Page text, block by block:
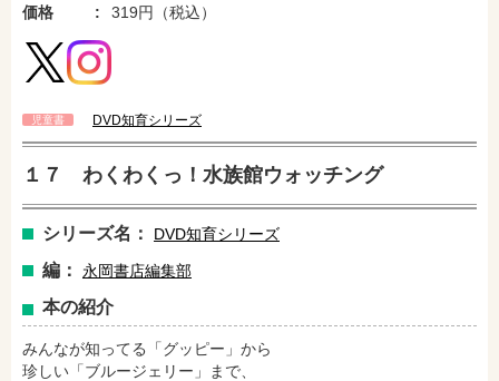
価格
319円（税込）
児童書 DVD知育シリーズ
１７ わくわくっ！水族館ウォッチング
シリーズ名： DVD知育シリーズ
編： 永岡書店編集部
本の紹介
みんなが知ってる「グッピー」から
珍しい「ブルージェリー」まで、
amazonで購入 楽天ブックスで購入
セブンネットショッピングで購入
e-honで購入